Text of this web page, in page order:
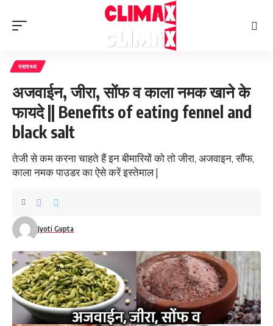
स्वास्थ्य
अजवाईन, जीरा, सोंफ व काला नमक खाने के
फायदे || Benefits of eating fennel and
black salt
तेजी से कम करना चाहते हैं इन बीमारियों को तो जीरा, अजवाइन, सौंफ,
काला नमक पाउडर का ऐसे करें इस्तेमाल |
Jyoti Gupta